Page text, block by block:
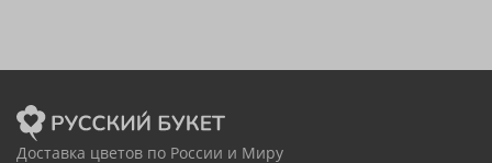
Доставка цветов по России и Миру